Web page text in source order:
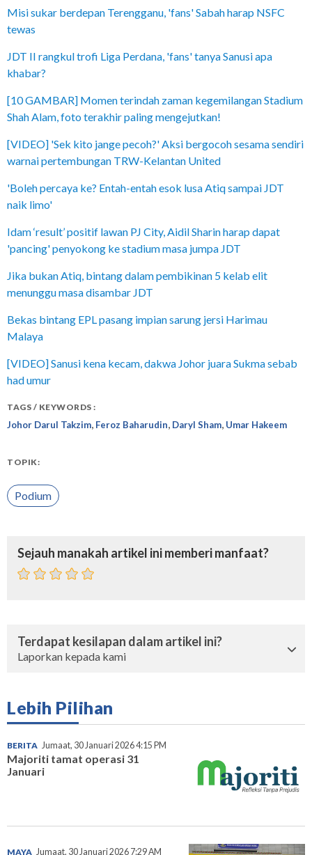
Misi sukar berdepan Terengganu, 'fans' Sabah harap NSFC
tewas
JDT II rangkul trofi Liga Perdana, 'fans' tanya Sanusi apa
khabar?
[10 GAMBAR] Momen terindah zaman kegemilangan Stadium
Shah Alam, foto terakhir paling mengejutkan!
[VIDEO] 'Sek kito jange pecoh?' Aksi bergocoh sesama sendiri
warnai pertembungan TRW-Kelantan United
'Boleh percaya ke? Entah-entah esok lusa Atiq sampai JDT
naik limo'
Idam ‘result’ positif lawan PJ City, Aidil Sharin harap dapat
'pancing' penyokong ke stadium masa jumpa JDT
Jika bukan Atiq, bintang dalam pembikinan 5 kelab elit
menunggu masa disambar JDT
Bekas bintang EPL pasang impian sarung jersi Harimau
Malaya
[VIDEO] Sanusi kena kecam, dakwa Johor juara Sukma sebab
had umur
TAGS / KEYWORDS :
Johor Darul Takzim, Feroz Baharudin, Daryl Sham, Umar Hakeem
TOPIK:
Podium
Sejauh manakah artikel ini memberi manfaat?
Terdapat kesilapan dalam artikel ini?
Laporkan kepada kami
Lebih Pilihan
BERITA Jumaat, 30 Januari 2026 4:15 PM
Majoriti tamat operasi 31
Januari
MAYA Jumaat, 30 Januari 2026 7:29 AM